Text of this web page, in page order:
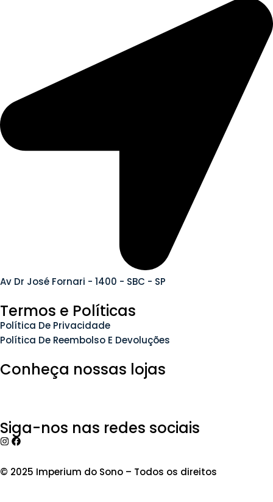
Av Dr José Fornari - 1400 - SBC - SP
Termos e Políticas
Política De Privacidade
Política De Reembolso E Devoluções
Conheça nossas lojas
Siga-nos nas redes sociais
© 2025 Imperium do Sono – Todos os direitos